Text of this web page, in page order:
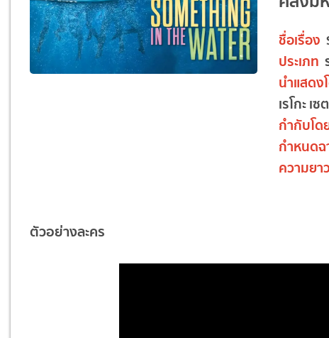
ชื่อเรื่อง
ประเภท
นำแสดง
เรโกะ เซ
กำกับโด
กำหนดฉ
ความยา
ตัวอย่างละคร